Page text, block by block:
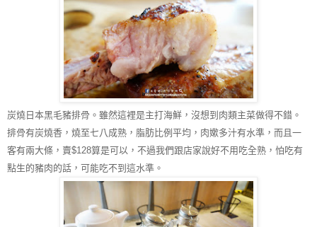
炭燒日本黑毛豬排骨。雖然這裡是主打海鮮，沒想到肉類主菜做得不錯。
排骨有炭燒香，燒至七八成熟，脂肪比例平均，肉嫰多汁有水準，而且一
客有兩大條，賣$128算是可以 ，不過我們跟店家說好不用吃全熟 ，怕吃有
點生的豬肉的話 ，可能吃不到這水準 。